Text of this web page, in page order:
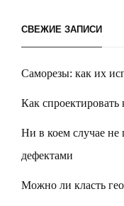
СВЕЖИЕ ЗАПИСИ
Саморезы: как их
Как
Ни в коем случае не
дефектами
Можно ли класть